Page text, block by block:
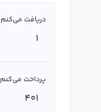
دریافت می‌کنم
پرداخت می‌کنم